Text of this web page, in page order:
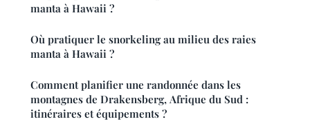
manta à Hawaii ?
Où pratiquer le snorkeling au milieu des raies
manta à Hawaii ?
Comment planifier une randonnée dans les
montagnes de Drakensberg, Afrique du Sud :
itinéraires et équipements ?